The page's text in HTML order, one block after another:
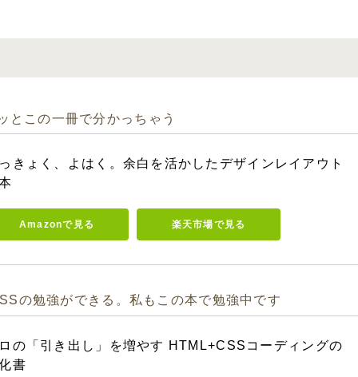
とこの一冊で分かっちゃう
きょく、よはく。余白を活かしたデザインレイアウト
Amazonで見る 楽天市場で見る
の勉強ができる。私もこの本で勉強中です
の「引き出し」を増やす HTML+CSSコーディングの
書